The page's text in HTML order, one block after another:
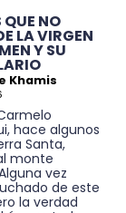
NO
LA VIRGEN
Y SU
Khamis
hace algunos
Santa,
monte
vez
de este
la verdad